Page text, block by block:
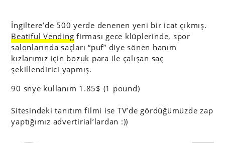
İngiltere’de 500 yerde denenen yeni bir icat çıkmış.
Beatiful Vending firması gece klüplerinde, spor
salonlarında saçları “puf” diye sönen hanım
kızlarımız için bozuk para ile çalışan saç
şekillendirici yapmış.
90 snye kullanım 1.85$ (1 pound)
Sitesindeki tanıtım filmi ise TV’de gördüğümüzde zap
yaptığımız advertirial’lardan :))